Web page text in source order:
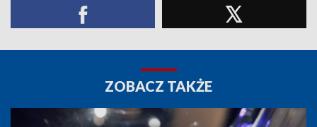
ZOBACZ TAKŻE